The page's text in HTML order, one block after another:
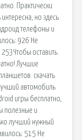
Практически
но здесь
телефоны и
926 Не
оставить.
Лучшие
скачать
автомобиль
игры бесплатно,
полезные и
лучший нужный
515 Не